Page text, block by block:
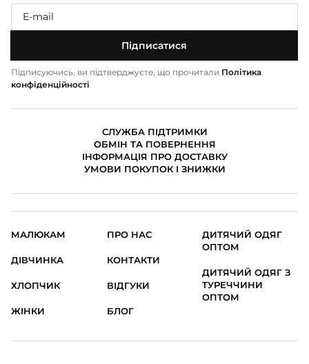
Підписатися
Підписуючись, ви підтверджуєте, що прочитали Політика
конфіденційності
СЛУЖБА ПІДТРИМКИ
ОБМІН ТА ПОВЕРНЕННЯ
ІНФОРМАЦІЯ ПРО ДОСТАВКУ
УМОВИ ПОКУПОК І ЗНИЖКИ
МАЛЮКАМ
ДІВЧИНКА
ХЛОПЧИК
ЖІНКИ
ПРО НАС
КОНТАКТИ
ВІДГУКИ
БЛОГ
ДИТЯЧИЙ ОДЯГ
ОПТОМ
ДИТЯЧИЙ ОДЯГ З
ТУРЕЧЧИНИ
ОПТОМ